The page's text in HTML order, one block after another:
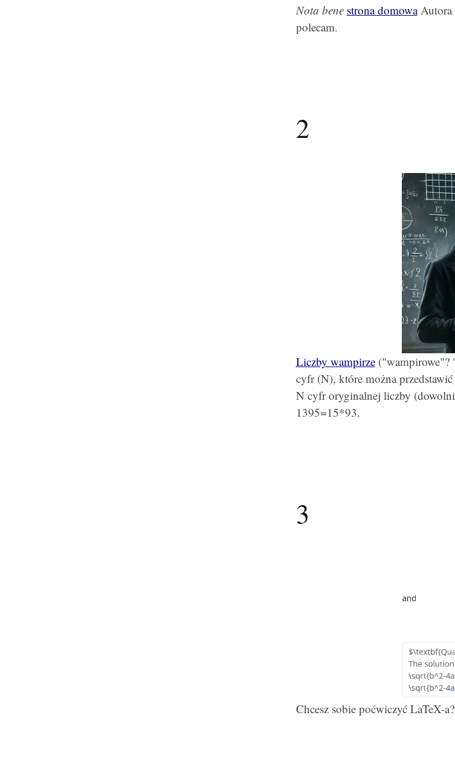
Nota bene strona domowaAutora
polecam.
2
Liczby wampirze("wampirowe"?
cyfr (N), które można
N cyfr oryginalnej liczby
1395=15*93.
3
Chcesz sobie poćwiczyć LaTeX-a?